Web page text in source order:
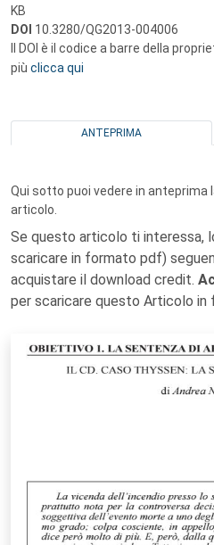
KB
DOI 10.3280/QG2013-004006
Il DOI è il codice a barre della
più clicca qui
ANTEPRIMA
Qui sotto puoi vedere in anteprima
articolo.
Se questo articolo ti interessa,
scaricare in formato pdf)
acquistare il download credit.
per scaricare questo Articolo in